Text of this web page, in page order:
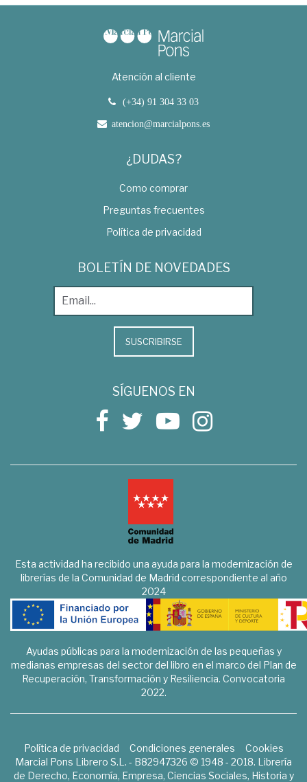
Atención al cliente
(+34) 91 304 33 03
atencion@marcialpons.es
¿DUDAS?
Como comprar
Preguntas frecuentes
Política de privacidad
BOLETÍN DE NOVEDADES
SUSCRIBIRSE
SÍGUENOS EN
Esta actividad ha recibido una ayuda para la modernización de
librerías de la Comunidad de Madrid correspondiente al año
2024
Ayudas públicas para la modernización de las pequeñas y
medianas empresas del sector del libro en el marco del Plan de
Recuperación, Transformación y Resiliencia. Convocatoria
2022.
Política de privacidad Condiciones generales
Cookies
Marcial Pons Librero S.L. - B82947326 © 1948 - 2018. Librería
de Derecho, Economía, Empresa, Ciencias Sociales, Historia y